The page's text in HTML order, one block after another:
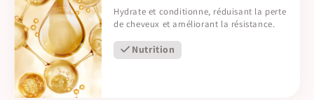
Hydrate et conditionne, réduisant la perte
de cheveux et améliorant la résistance.
Nutrition